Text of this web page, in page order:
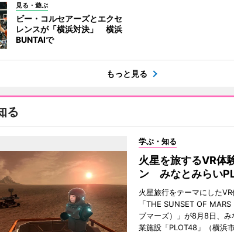
見る・遊ぶ
ビー・コルセアーズとエクセ
レンスが「横浜対決」 横浜
BUNTAIで
もっと見る
る
学ぶ・知る
火星を旅するVR体
ン みなとみらい
火星旅行をテーマにした
「THE SUNSET OF
ブマーズ）」が8月8日、
業施設「PLOT48」（横浜